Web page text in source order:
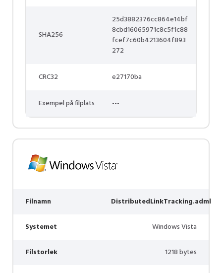
SHA256
25d3882376cc864e14bf
8cbd16065971c8c5f1c88
fcef7c60b4213604f893
272
CRC32 e27170ba
Exempel på filplats ---
Filnamn DistributedLinkTracking.adml
Systemet Windows Vista
Filstorlek 1218 bytes